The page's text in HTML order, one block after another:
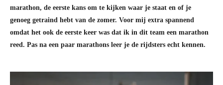
marathon, de eerste kans om te kijken waar je staat en of je
genoeg getraind hebt van de zomer. Voor mij extra spannend
omdat het ook de eerste keer was dat ik in dit team een marathon
reed. Pas na een paar marathons leer je de rijdsters echt kennen.